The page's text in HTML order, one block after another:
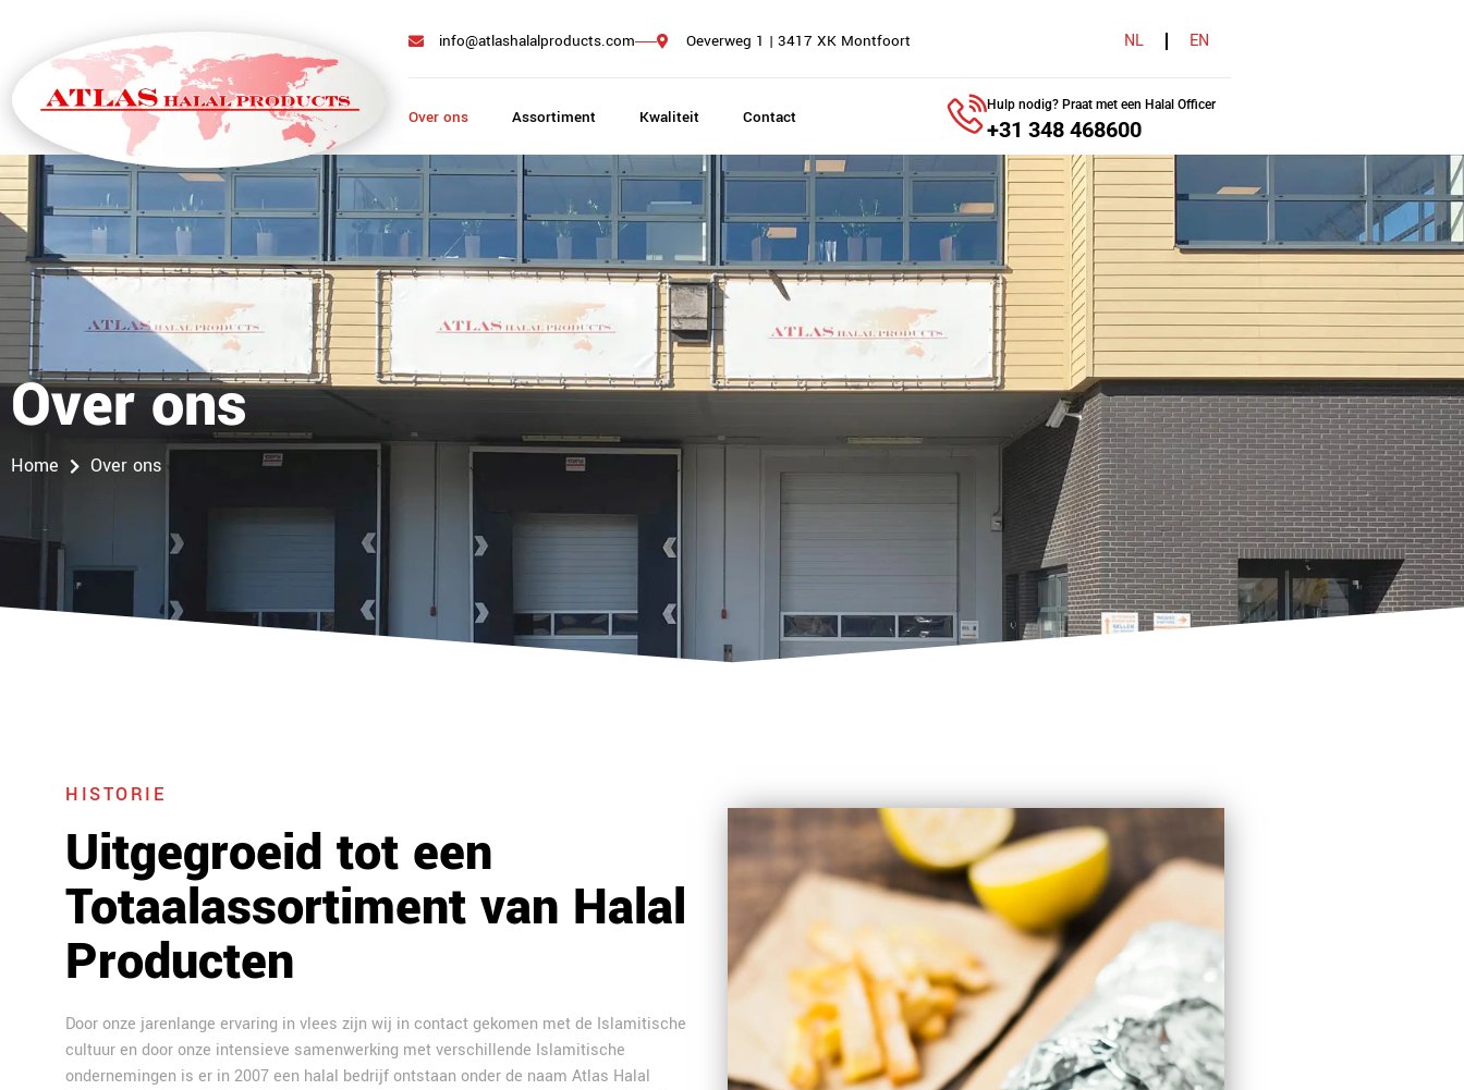
info@atlashalalproducts.com Oeverweg 1 | 3417 XK Montfoort NL EN
Over ons Assortiment Kwaliteit Contact
Hulp nodig? Praat met een Halal Officer
+31 348 468600
Over ons
Home Over ons
HISTORIE
Uitgegroeid tot een
Totaalassortiment van Halal
Producten
Door onze jarenlange ervaring in vlees zijn wij in contact gekomen met de Islamitische
cultuur en door onze intensieve samenwerking met verschillende Islamitische
ondernemingen is er in 2007 een halal bedrijf ontstaan onder de naam Atlas Halal